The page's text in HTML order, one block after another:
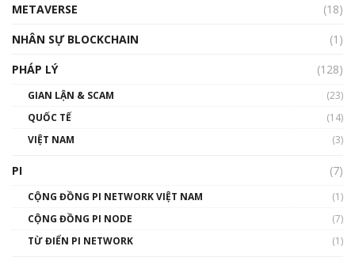
01:32:59
gió ấm
Talkshow 14: MemeCoin – Trò đùa tỷ đô
01:29:26
METAVERSE
(18)
NHÂN SỰ BLOCKCHAIN
(1)
PHÁP LÝ
(128)
GIAN LẬN & SCAM
(23)
QUỐC TẾ
(14)
VIỆT NAM
(3)
PI (7)
CỘNG ĐỒNG PI NETWORK VIỆT NAM
(1)
CỘNG ĐỒNG PI NODE
(7)
TỪ ĐIỂN PI NETWORK
(1)